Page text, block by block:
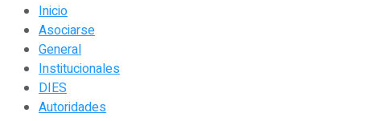
Inicio
Asociarse
General
Institucionales
DIES
Autoridades